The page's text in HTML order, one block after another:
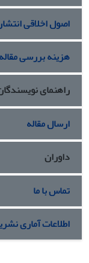
و فراگیران،
اساتید، مربیان و
اصول اخلاقی
هزینه بررسی مقاله
راهنمای
ارسال مقاله
داوران
تماس با ما
اطلاعات آماری